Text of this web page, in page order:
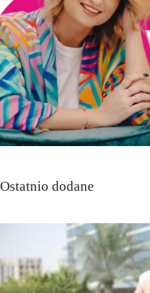
Ostatnio dodane